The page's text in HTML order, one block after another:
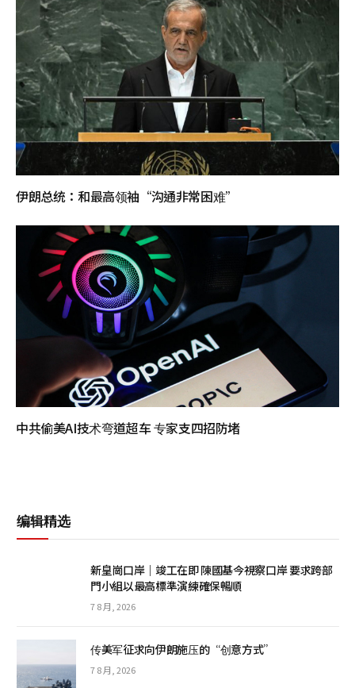
伊朗总统：和最高领袖“沟通非常困难”
中共偷美AI技术弯道超车 专家支四招防堵
编辑精选
新皇崗口岸｜竣工在即 陳國基今視察口岸 要求跨部
門小組以最高標準演練確保暢順
7 8 月, 2026
传美军征求向伊朗施压的“创意方式”
7 8 月, 2026